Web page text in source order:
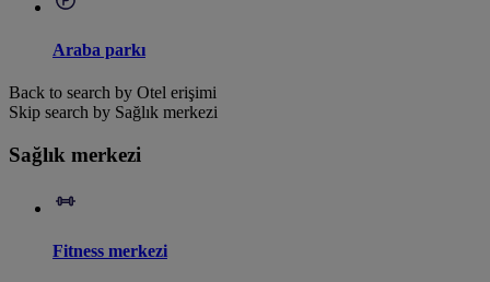
Araba parkı
Back to search by Otel erişimi
Skip search by Sağlık merkezi
Sağlık merkezi
Fitness merkezi